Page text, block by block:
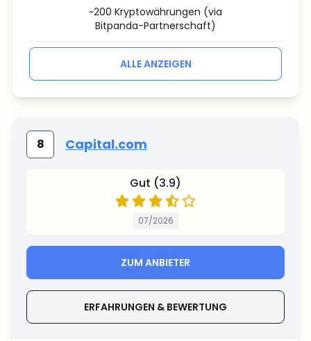
~200 Kryptowährungen (via
Bitpanda-Partnerschaft)
ALLE ANZEIGEN
8 Capital.com
Gut (3.9)
07/2026
ZUM ANBIETER
ERFAHRUNGEN & BEWERTUNG